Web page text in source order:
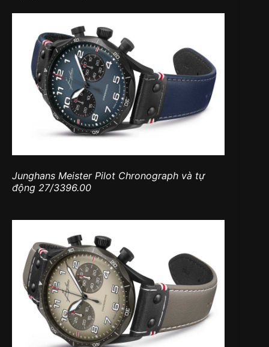
Junghans Meister Pilot Chronograph và tự
động 27/3396.00